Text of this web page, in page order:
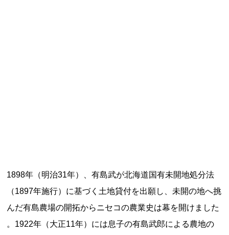
根室市立珸瑶瑁小学校 閉校
釧路市立東栄小学校 閉校
1898年（明治31年）、有島武が北海道国有未開地処分法
（1897年施行）に基づく土地貸付を出願し、未開の地へ挑
んだ有島農場の開拓からニセコの農業史は幕を開けました
。1922年（大正11年）には息子の有島武郎による農地の